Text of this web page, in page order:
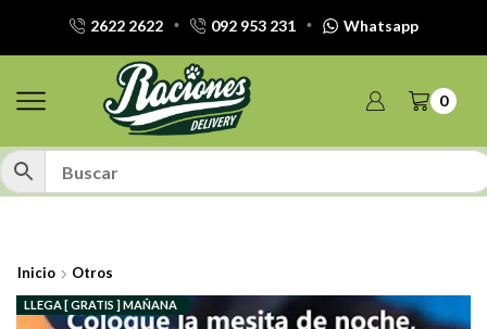
2622 2622 092 953 231 Whatsapp
0
Inicio Otros
LLEGA [ GRATIS ] MAÑANA